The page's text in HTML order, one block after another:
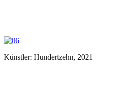
Künstler: Hundertzehn, 2021